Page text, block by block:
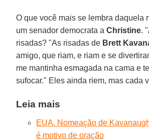
O que você mais se lembra daquela
um senador democrata aChristine.
risadas? "As risadas de Brett
amigo, que riam, e riam e se
me mantinha esmagada na cama e
sufocar." Eles ainda riem, mas cada
Leia mais
EUA. Nomeação de
é motivo de oração